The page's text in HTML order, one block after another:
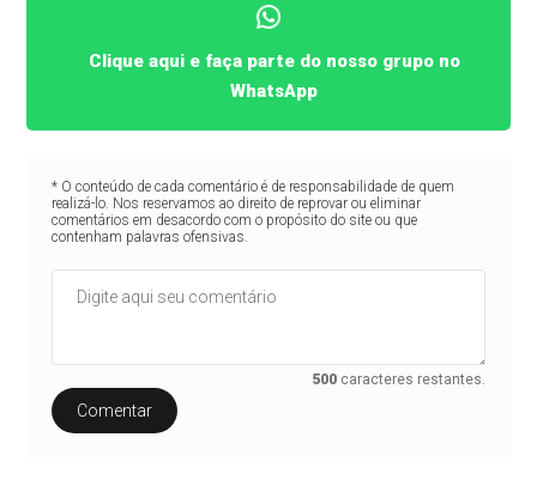
Clique aqui e faça parte do nosso grupo no
WhatsApp
* O conteúdo de cada comentário é de responsabilidade de quem
realizá-lo. Nos reservamos ao direito de reprovar ou eliminar
comentários em desacordo com o propósito do site ou que
contenham palavras ofensivas.
500 caracteres restantes.
Comentar